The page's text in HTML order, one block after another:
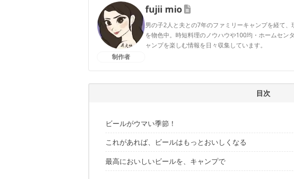
制作者
fujii mio
男の子2人と夫との7年のファミリーキャンプを経て
を物色中。時短料理のノウハウや100均・ホームセン
ャンプを楽しむ情報を日々収集しています。
目次
ビールがウマい季節！
これがあれば、ビールはもっとおいしくなる
1. 大容量を一本に「グロウラー」
最高においしいビールを、キャンプで